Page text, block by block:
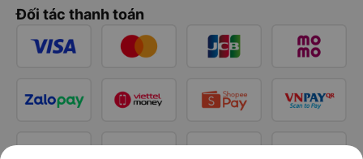
Đối tác thanh toán